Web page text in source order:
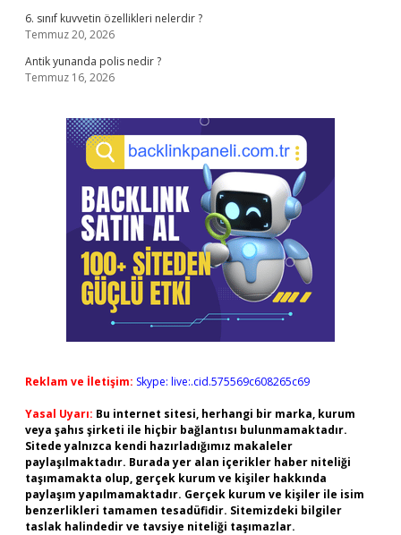
6. sınıf kuvvetin özellikleri nelerdir ?
Temmuz 20, 2026
Antik yunanda polis nedir ?
Temmuz 16, 2026
Reklam ve İletişim: Skype: live:.cid.575569c608265c69
Yasal Uyarı: Bu internet sitesi, herhangi bir marka, kurum
veya şahıs şirketi ile hiçbir bağlantısı bulunmamaktadır.
Sitede yalnızca kendi hazırladığımız makaleler
paylaşılmaktadır. Burada yer alan içerikler haber niteliği
taşımamakta olup, gerçek kurum ve kişiler hakkında
paylaşım yapılmamaktadır. Gerçek kurum ve kişiler ile isim
benzerlikleri tamamen tesadüfidir. Sitemizdeki bilgiler
taslak halindedir ve tavsiye niteliği taşımazlar.